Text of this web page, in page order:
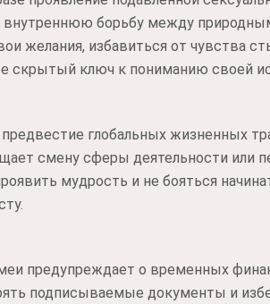
внутреннюю борьбу между
желания, избавиться от чувства
скрытый ключ к пониманию своей
предвестие глобальных жизненных
смену сферы деятельности или
мудрость и не бояться
предупреждает о временных
подписываемые документы и